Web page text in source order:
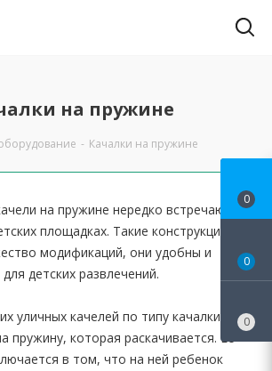
на пружине
- Качалки на пружине
на пружине нередко встречаются
площадках. Такие конструкции
модификаций, они удобны и
детских развлечений.
уличных качелей по типу качалки
пружину, которая раскачивается. Ее
в том, что на ней ребенок
0
0
0